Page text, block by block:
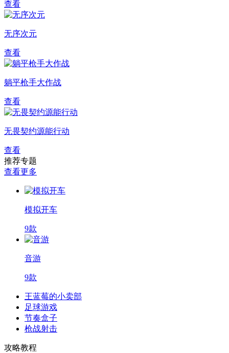
查看
无序次元
查看
躺平枪手大作战
查看
无畏契约源能行动
查看
推荐专题
查看更多
模拟开车
9款
音游
9款
王蓝莓的小卖部
足球游戏
节奏盒子
枪战射击
攻略教程